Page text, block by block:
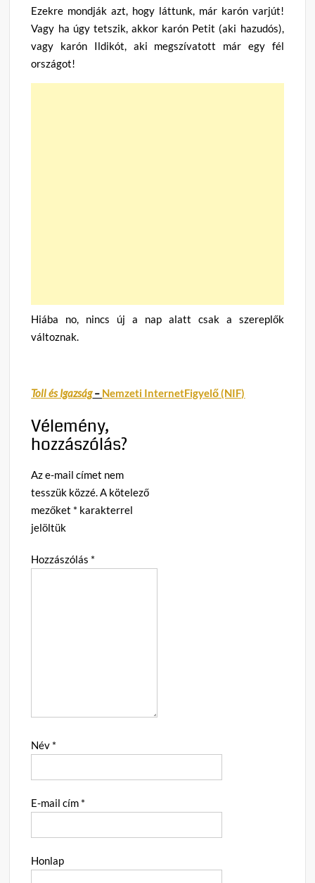
Ezekre mondják azt, hogy láttunk, már karón varjút!
Vagy ha úgy tetszik, akkor karón Petit (aki hazudós),
vagy karón Ildikót, aki megszívatott már egy fél
országot!
Hiába no, nincs új a nap alatt csak a szereplők
változnak.
Toll és Igazság– Nemzeti InternetFigyelő (NIF)
Vélemény,
hozzászólás?
Az e-mail címet nem
tesszük közzé.A kötelező
mezőket * karakterrel
jelöltük
Hozzászólás *
Név *
E-mail cím *
Honlap